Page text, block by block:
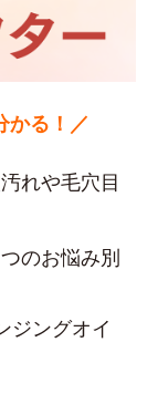
かる！／
れや毛穴目
のお悩み別
ジングオイ